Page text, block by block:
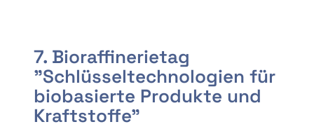
7. Bioraffinerietag
"Schlüsseltechnologien für
biobasierte Produkte und
Kraftstoffe"